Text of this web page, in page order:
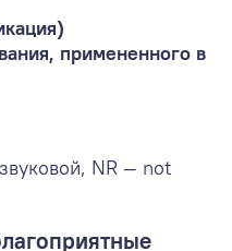
примененного в
NR — not